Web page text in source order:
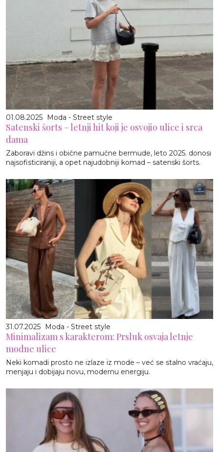
01.08.2025 Moda - Street style
Satenski šorts – letnji hit koji je osvojio ulice i srca
dama
Zaboravi džins i obične pamučne bermude, leto 2025. donosi
najsofisticiraniji, a opet najudobniji komad – satenski šorts.
31.07.2025 Moda - Street style
Minimalizam s karakterom: Prsluk osvaja letnje
modne ulice
Neki komadi prosto ne izlaze iz mode – već se stalno vraćaju,
menjaju i dobijaju novu, modernu energiju.